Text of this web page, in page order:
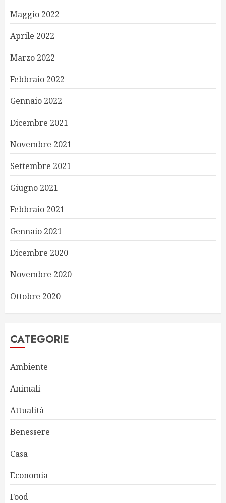
Maggio 2022
Aprile 2022
Marzo 2022
Febbraio 2022
Gennaio 2022
Dicembre 2021
Novembre 2021
Settembre 2021
Giugno 2021
Febbraio 2021
Gennaio 2021
Dicembre 2020
Novembre 2020
Ottobre 2020
CATEGORIE
Ambiente
Animali
Attualità
Benessere
Casa
Economia
Food